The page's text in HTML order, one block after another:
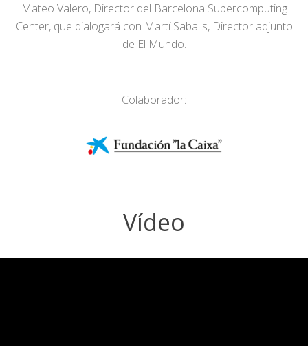
Mateo Valero, Director del Barcelona Supercomputing
Center, que dialogará con Martí Saballs, Director adjunto
de El Mundo.
Colaborador:
Vídeo